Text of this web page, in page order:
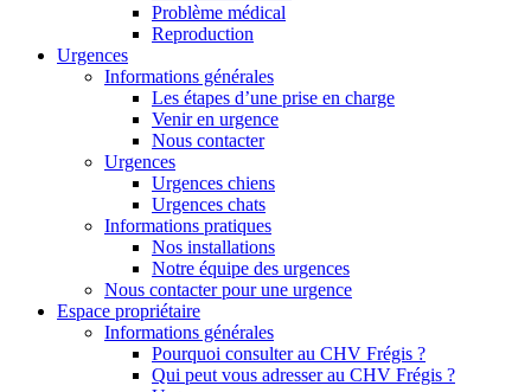
Problème médical
Reproduction
Urgences
Informations générales
Les étapes d’une prise en charge
Venir en urgence
Nous contacter
Urgences
Urgences chiens
Urgences chats
Informations pratiques
Nos installations
Notre équipe des urgences
Nous contacter pour une urgence
Espace propriétaire
Informations générales
Pourquoi consulter au CHV Frégis ?
Qui peut vous adresser au CHV Frégis ?